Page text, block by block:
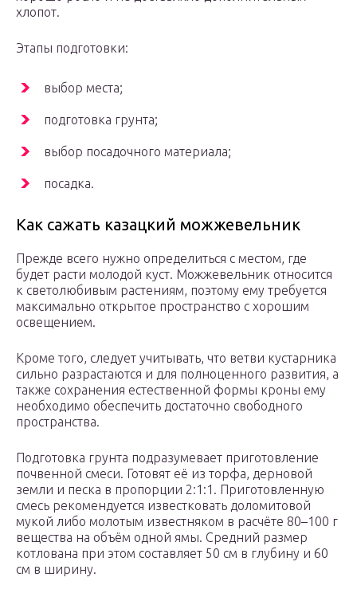
хлопот.
Этапы подготовки:
выбор места;
подготовка грунта;
выбор посадочного материала;
посадка.
Как сажать казацкий можжевельник
Прежде всего нужно определиться с местом, где
будет расти молодой куст. Можжевельник относится
к светолюбивым растениям, поэтому ему требуется
максимально открытое пространство с хорошим
освещением.
Кроме того, следует учитывать, что ветви кустарника
сильно разрастаются и для полноценного развития, а
также сохранения естественной формы кроны ему
необходимо обеспечить достаточно свободного
пространства.
Подготовка грунта подразумевает приготовление
почвенной смеси. Готовят её из торфа, дерновой
земли и песка в пропорции 2:1:1. Приготовленную
смесь рекомендуется известковать доломитовой
мукой либо молотым известняком в расчёте 80–100 г
вещества на объём одной ямы. Средний размер
котлована при этом составляет 50 см в глубину и 60
см в ширину.